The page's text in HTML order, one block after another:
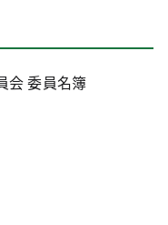
会 委員名簿